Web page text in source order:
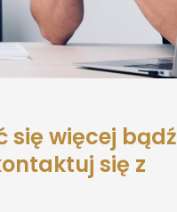
się więcej bądź
się z